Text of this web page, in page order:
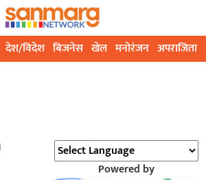
देश/विदेश बिजनेस खेल मनोरंजन अपराजिता
Powered by